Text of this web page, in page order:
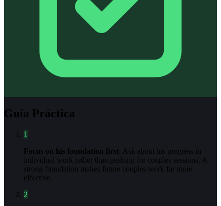
Guía Práctica
1
Focus on his foundation first: Ask about his progress in
individual work rather than pushing for couples sessions. A
strong foundation makes future couples work far more
effective.
2